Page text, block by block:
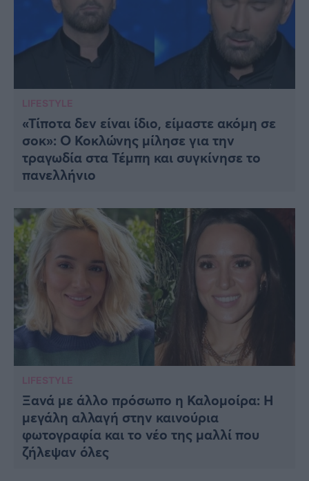
LIFESTYLE
«Τίποτα δεν είναι ίδιο, είμαστε ακόμη σε
σοκ»: Ο Κοκλώνης μίλησε για την
τραγωδία στα Τέμπη και συγκίνησε το
πανελλήνιο
LIFESTYLE
Ξανά με άλλο πρόσωπο η Καλομοίρα: Η
μεγάλη αλλαγή στην καινούρια
φωτογραφία και το νέο της μαλλί που
ζήλεψαν όλες